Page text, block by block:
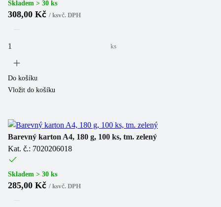
Skladem > 30 ks
308,00 Kč / ksvč. DPH
ks
Do košíku
Vložit do košíku
Barevný karton A4, 180 g, 100 ks, tm. zelený
Kat. č.: 7020206018
Skladem > 30 ks
285,00 Kč / ksvč. DPH